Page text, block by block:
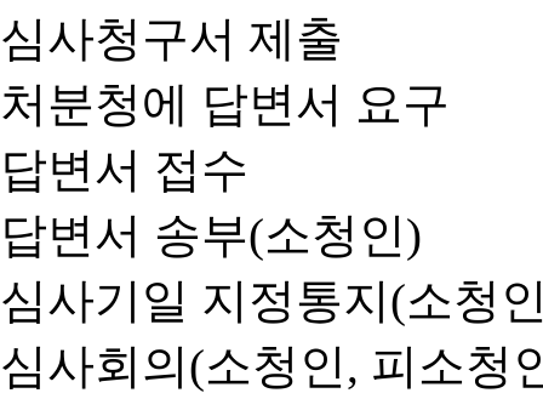
심사청구서 제출
처분청에 답변서 요구
답변서 접수
답변서 송부(소청인)
심사기일 지정통지(소청
심사회의(소청인, 피소청